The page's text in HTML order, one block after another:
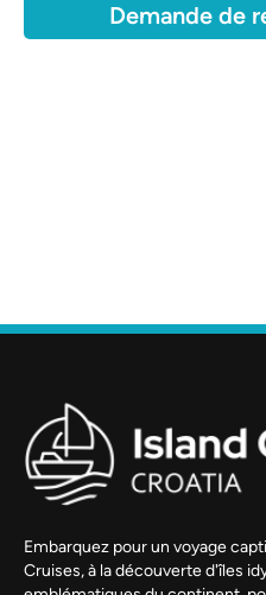
Demande de
Embarquez pour un voyage
Cruises, à la découverte d'îles